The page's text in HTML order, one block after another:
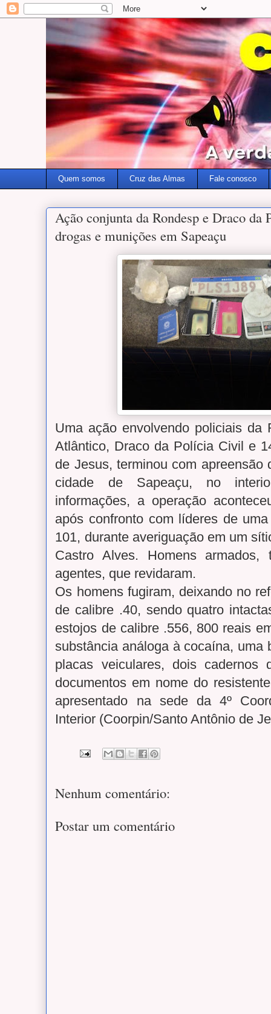
Quem somos Cruz das Almas Fale conosco
Ação conjunta da Rondesp e Draco
drogas e munições em Sapeaçu
Uma ação envolvendo policiais da
Atlântico, Draco da Polícia Civil e
de Jesus, terminou com apreensão
cidade de Sapeaçu, no
informações, a operação
após confronto com líderes de
101, durante averiguação em um
Castro Alves. Homens
agentes, que revidaram.
Os homens fugiram, deixando no
de calibre .40, sendo quatro
estojos de calibre .556, 800 reais
substância análoga à cocaína, uma
placas veiculares, dois cadernos
documentos em nome do
apresentado na sede da 4º
Interior (Coorpin/Santo Antônio de
Nenhum comentário:
Postar um comentário